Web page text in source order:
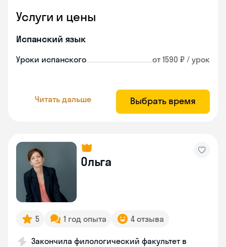
Услуги и цены
Испанский язык
Уроки испанского от 1590 ₽ / урок
Читать дальше Выбрать время
Ольга
5 1 год опыта 4 отзыва
Закончила филологический факультет в